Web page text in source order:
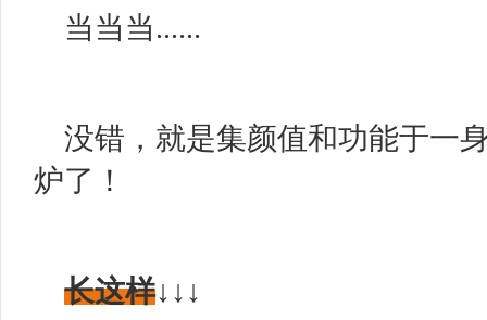
当当当......
没错，就是集颜值和功能于一
炉了！
长这样↓↓↓